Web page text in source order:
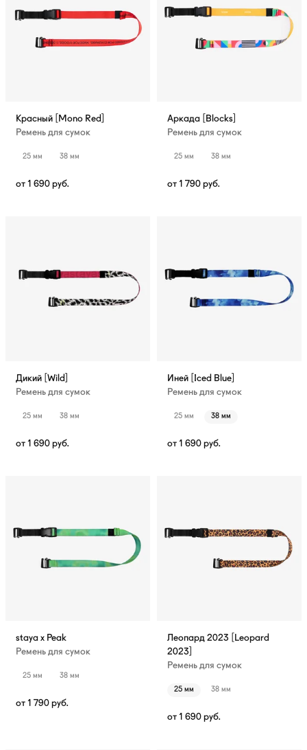
Красный [Mono Red]
Ремень для сумок
25 мм 38 мм
от 1 690 руб.
Аркада [Blocks]
Ремень для сумок
25 мм 38 мм
от 1 790 руб.
Дикий [Wild]
Ремень для сумок
25 мм 38 мм
от 1 690 руб.
Иней [Iced Blue]
Ремень для сумок
25 мм 38 мм
от 1 690 руб.
staya x Peak
Ремень для сумок
25 мм 38 мм
от 1 790 руб.
Леопард 2023 [Leopard
2023]
Ремень для сумок
25 мм 38 мм
от 1 690 руб.